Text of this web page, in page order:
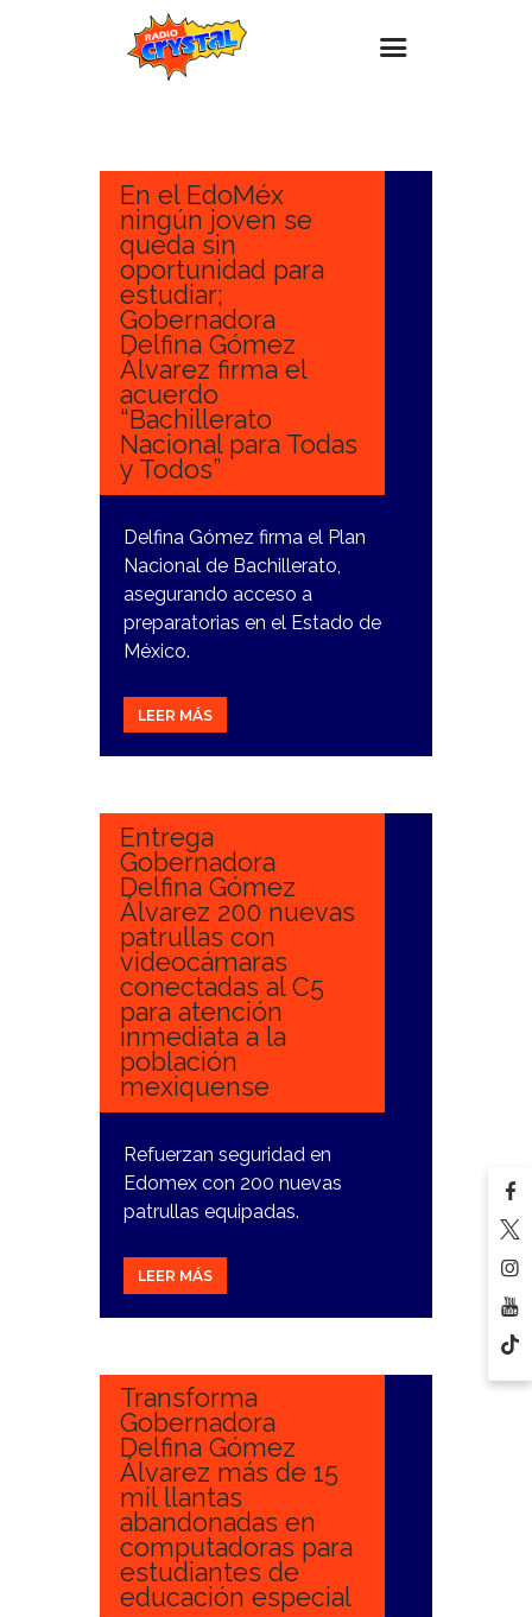
Estaciones
Eventos
Promociones
Noticias
Para ti
Contacto
En el EdoMéx
ningún joven se
queda sin
oportunidad para
estudiar;
Gobernadora
Delfina Gómez
Álvarez firma el
acuerdo
“Bachillerato
Nacional para Todas
y Todos”
Delfina Gómez firma el Plan
Nacional de Bachillerato,
asegurando acceso a
preparatorias en el Estado de
México.
LEER MÁS
30
Entrega
Gobernadora
Delfina Gómez
Álvarez 200 nuevas
patrullas con
videocámaras
conectadas al C5
para atención
inmediata a la
población
mexiquense
Refuerzan seguridad en
Edomex con 200 nuevas
patrullas equipadas.
LEER MÁS
22
Transforma
Gobernadora
Delfina Gómez
Álvarez más de 15
mil llantas
abandonadas en
computadoras para
estudiantes de
educación especial